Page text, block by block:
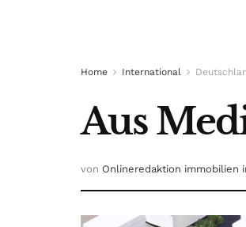
Home International
Aus
von Onlineredaktion immobilien